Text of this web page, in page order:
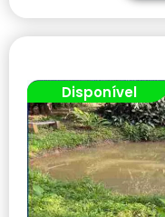
Disponível